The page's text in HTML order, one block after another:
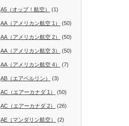
A5（オップ！航空） (1)
AA（アメリカン航空 1） (50)
AA（アメリカン航空 2） (50)
AA（アメリカン航空 3） (50)
AA（アメリカン航空 4） (7)
AB（エアベルリン） (3)
AC（エアーカナダ 1） (50)
AC（エアーカナダ 2） (26)
AE（マンダリン航空） (2)